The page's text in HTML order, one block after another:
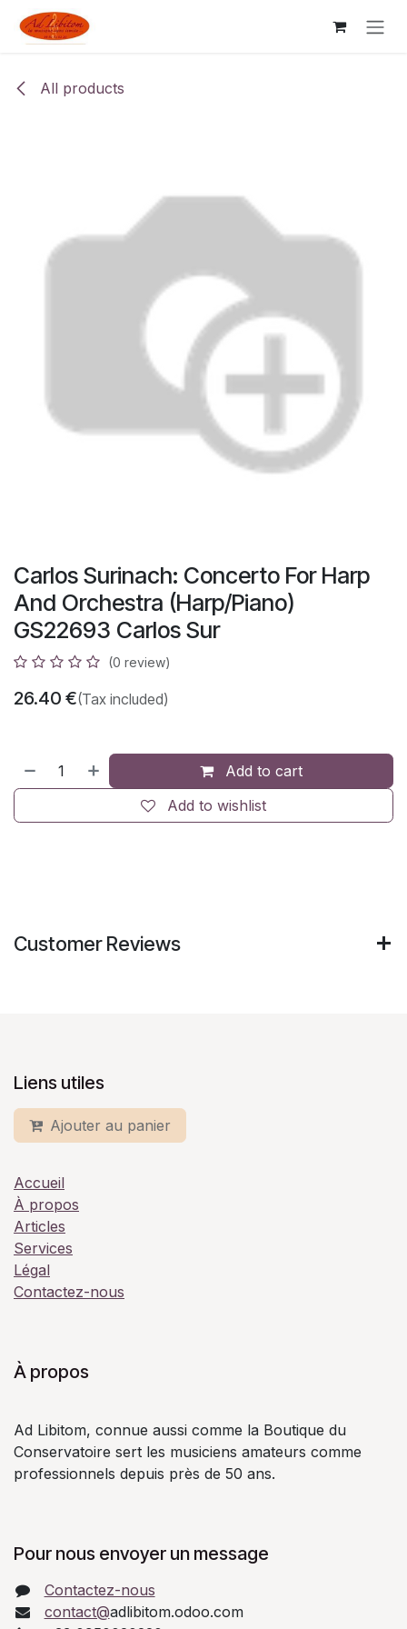
Skip to Content
All products
Carlos Surinach: Concerto For Harp
And Orchestra (Harp/Piano)
GS22693 Carlos Sur
(0 review)
26.40 €(Tax included)
Add to cart
Add to wishlist
Customer Reviews
Liens utiles
Ajouter au panier
Accueil
À propos
Articles
Services
Légal
Contactez-nous
À propos
Ad Libitom, connue aussi comme la Boutique du
Conservatoire sert les musiciens amateurs comme
professionnels depuis près de 50 ans.
Pour nous envoyer un message
Contactez-nous
contact@adlibitom.odoo.com